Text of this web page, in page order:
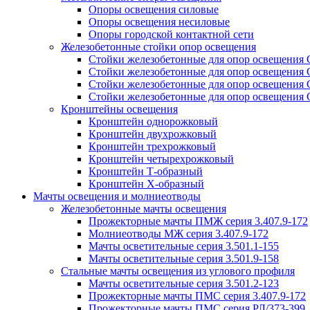
Опоры освещения силовые
Опоры освещения несиловые
Опоры городской контактной сети
Железобетонные стойки опор освещения
Стойки железобетонные для опор
Стойки железобетонные для опор
Стойки железобетонные для опор
Стойки железобетонные для опор освещения
Кронштейны освещения
Кронштейн однорожковый
Кронштейн двухрожковый
Кронштейн трехрожковый
Кронштейн четырехрожковый
Кронштейн Т-образный
Кронштейн Х-образный
Мачты освещения и молниеотводы
Железобетонные мачты освещения
Прожекторные мачты ПМЖ серия 3.407.9-172
Молниеотводы МЖ серия 3.407.9-172
Мачты осветительные серия 3.501.1-155
Мачты осветительные серия 3.501.9-158
Стальные мачты освещения из углового профиля
Мачты осветительные серия 3.501.2-123
Прожекторные мачты ПМС серия 3.407.9-172